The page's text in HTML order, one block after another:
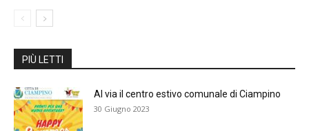
PIÙ LETTI
Al via il centro estivo comunale di Ciampino
30 Giugno 2023